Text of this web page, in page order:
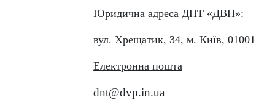
Юридична адреса ДНТ «ДВП»:
вул. Хрещатик, 34, м. Київ, 01001
Електронна пошта
dnt@dvp.in.ua